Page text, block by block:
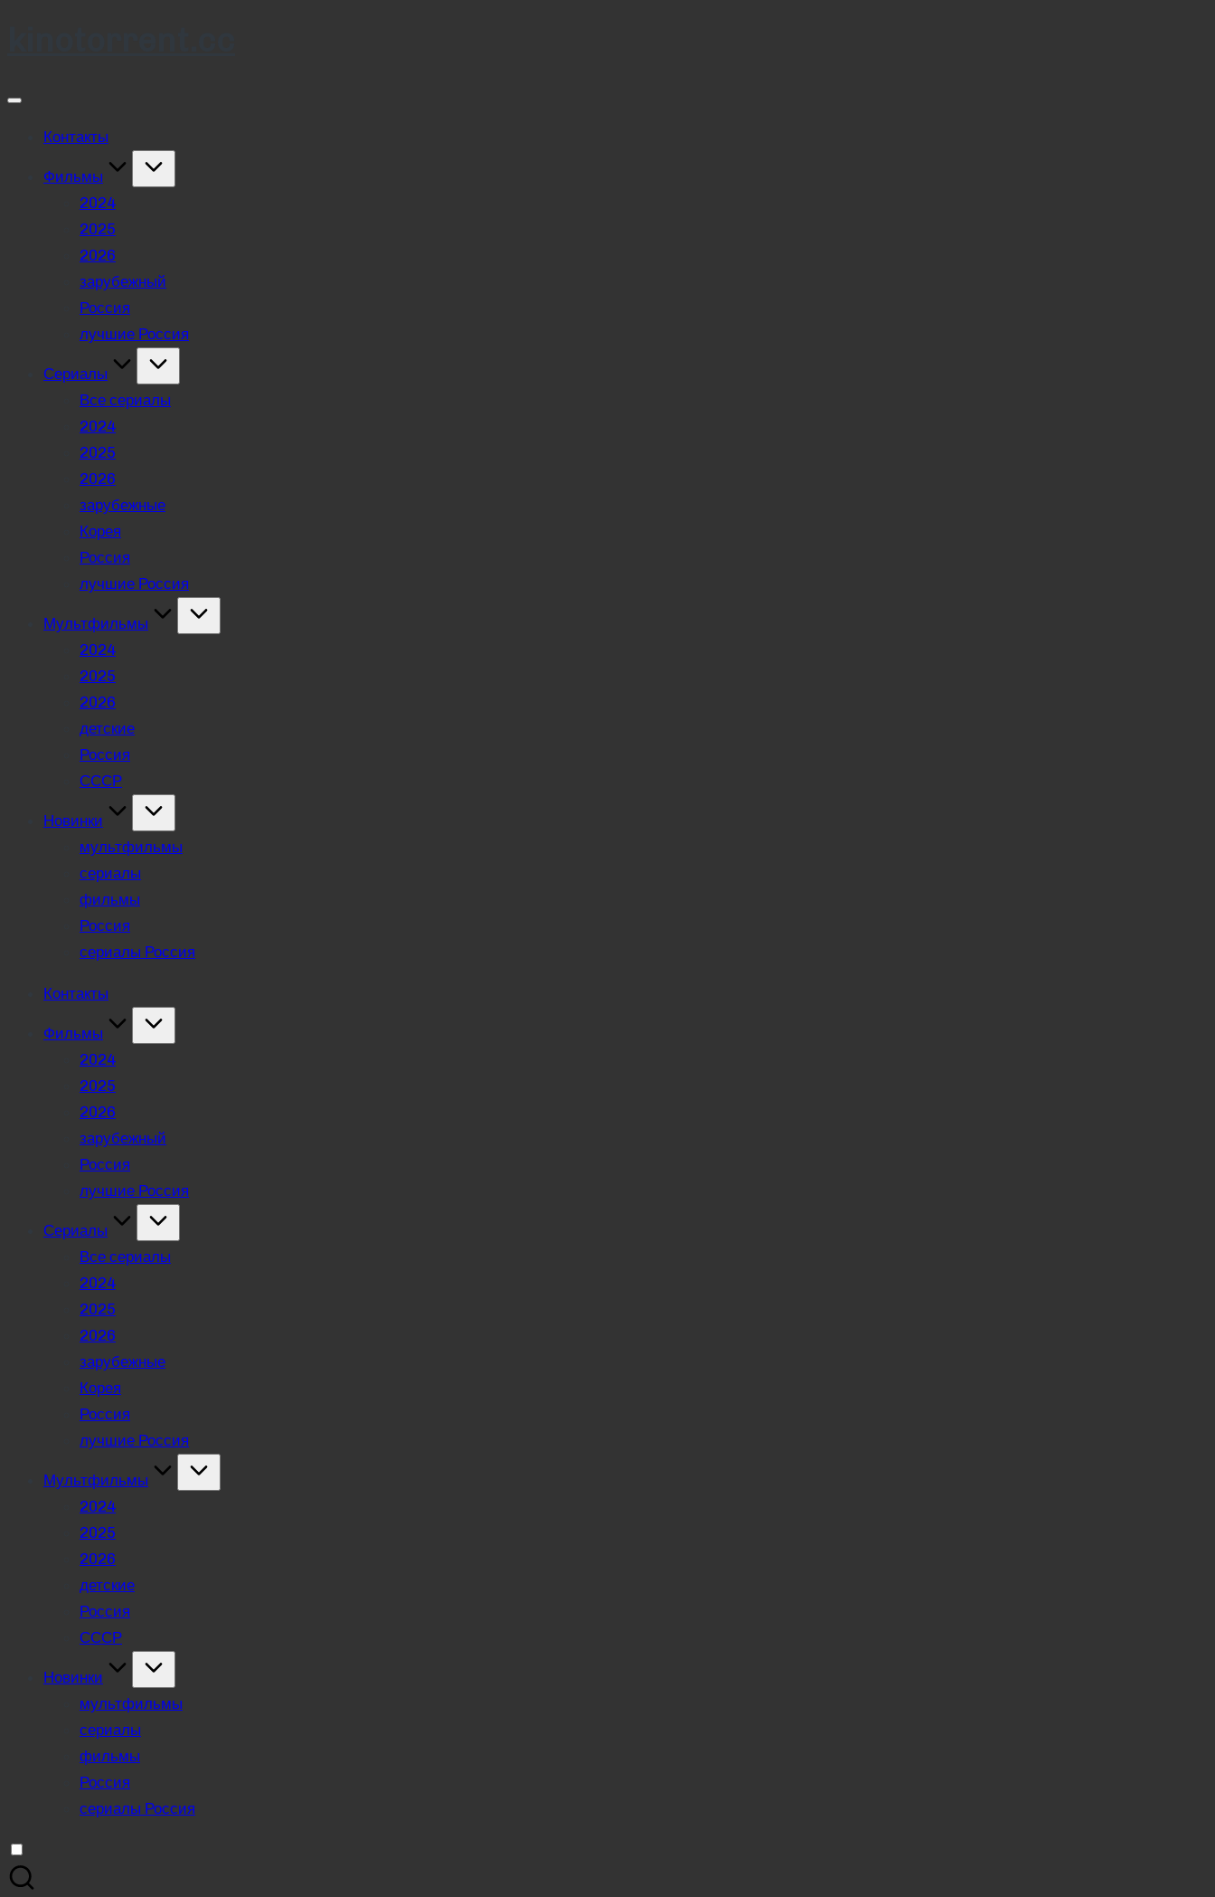
Контакты
Фильмы
2024
2025
2026
зарубежный
Россия
лучшие Россия
Сериалы
Все сериалы
2024
2025
2026
зарубежные
Корея
Россия
лучшие Россия
Мультфильмы
2024
2025
2026
детские
Россия
СССР
Новинки
мультфильмы
сериалы
фильмы
Россия
сериалы Россия
Контакты
Фильмы
2024
2025
2026
зарубежный
Россия
лучшие Россия
Сериалы
Все сериалы
2024
2025
2026
зарубежные
Корея
Россия
лучшие Россия
Мультфильмы
2024
2025
2026
детские
Россия
СССР
Новинки
мультфильмы
сериалы
фильмы
Россия
сериалы Россия